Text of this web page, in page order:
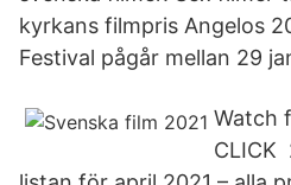
kyrkans filmpris Angelos
Festival pågår mellan 29
​Watch
CLICK